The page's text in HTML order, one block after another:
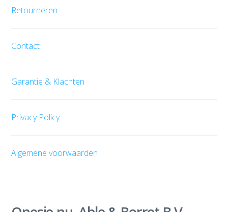
Retourneren
Contact
Garantie & Klachten
Privacy Policy
Algemene voorwaarden